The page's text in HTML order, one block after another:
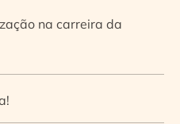
na carreira da